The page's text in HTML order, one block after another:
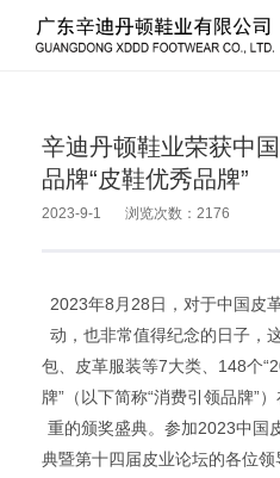
辛迪丹顿鞋业荣获中
品牌“皮鞋优秀品牌”
2023-9-1 浏览次数：2176
2023年8月28日，对于中国皮
动，也非常值得纪念的日子，
包、皮革服装等7大类、148个
牌”（以下简称“消费引领品牌”
重的颁奖盛典。参加2023中国
典暨第十四届皮业论坛的各位